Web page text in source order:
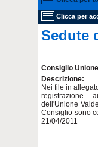
Clicca per
Sedute
Consiglio
Descrizione:
Nei file in
registrazione
dell'Unione
Consiglio sono
21/04/2011